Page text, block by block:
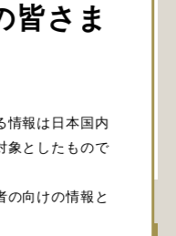
皆さま
情報は日本国内
象としたもので
の向けの情報と
安全で的確な手技を
ニング。石井先生
る“リアルモデル”を
構造や工夫、手術教
詳しく見る